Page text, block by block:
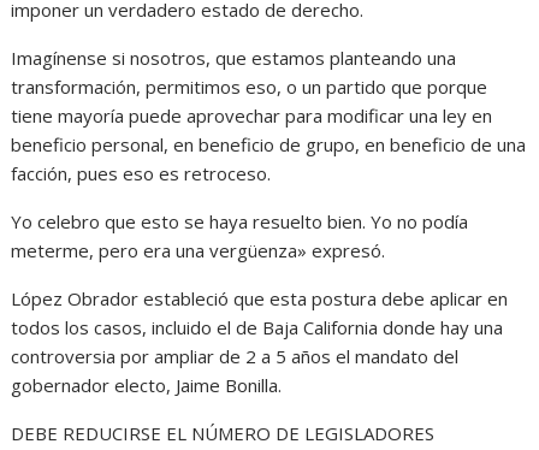
imponer un verdadero estado de derecho.
Imagínense si nosotros, que estamos planteando una
transformación, permitimos eso, o un partido que porque
tiene mayoría puede aprovechar para modificar una ley en
beneficio personal, en beneficio de grupo, en beneficio de una
facción, pues eso es retroceso.
Yo celebro que esto se haya resuelto bien. Yo no podía
meterme, pero era una vergüenza» expresó.
López Obrador estableció que esta postura debe aplicar en
todos los casos, incluido el de Baja California donde hay una
controversia por ampliar de 2 a 5 años el mandato del
gobernador electo, Jaime Bonilla.
DEBE REDUCIRSE EL NÚMERO DE LEGISLADORES